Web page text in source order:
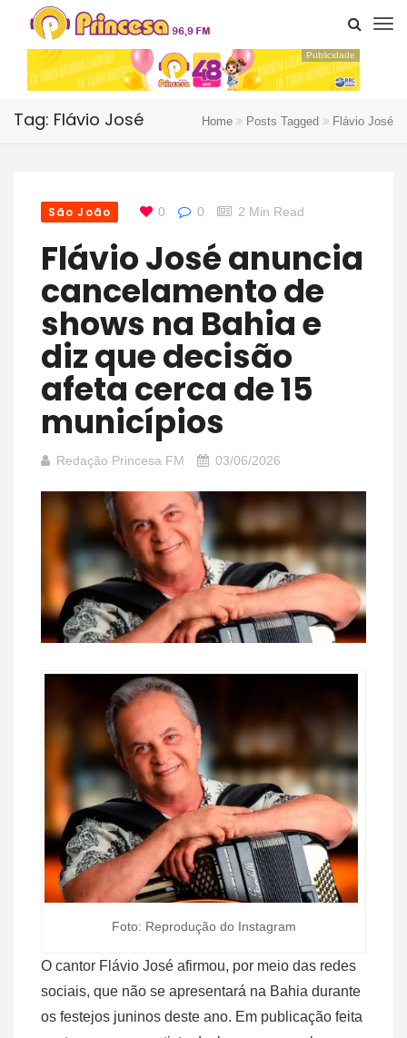
Publicidade
Tag: Flávio José Home Posts Tagged Flávio José
São João 0 0 2 Min Read
Flávio José anuncia
cancelamento de
shows na Bahia e
diz que decisão
afeta cerca de 15
municípios
Redação Princesa FM 03/06/2026
Foto: Reprodução do Instagram
O cantor Flávio José afirmou, por meio das redes
sociais, que não se apresentará na Bahia durante
os festejos juninos deste ano. Em publicação feita